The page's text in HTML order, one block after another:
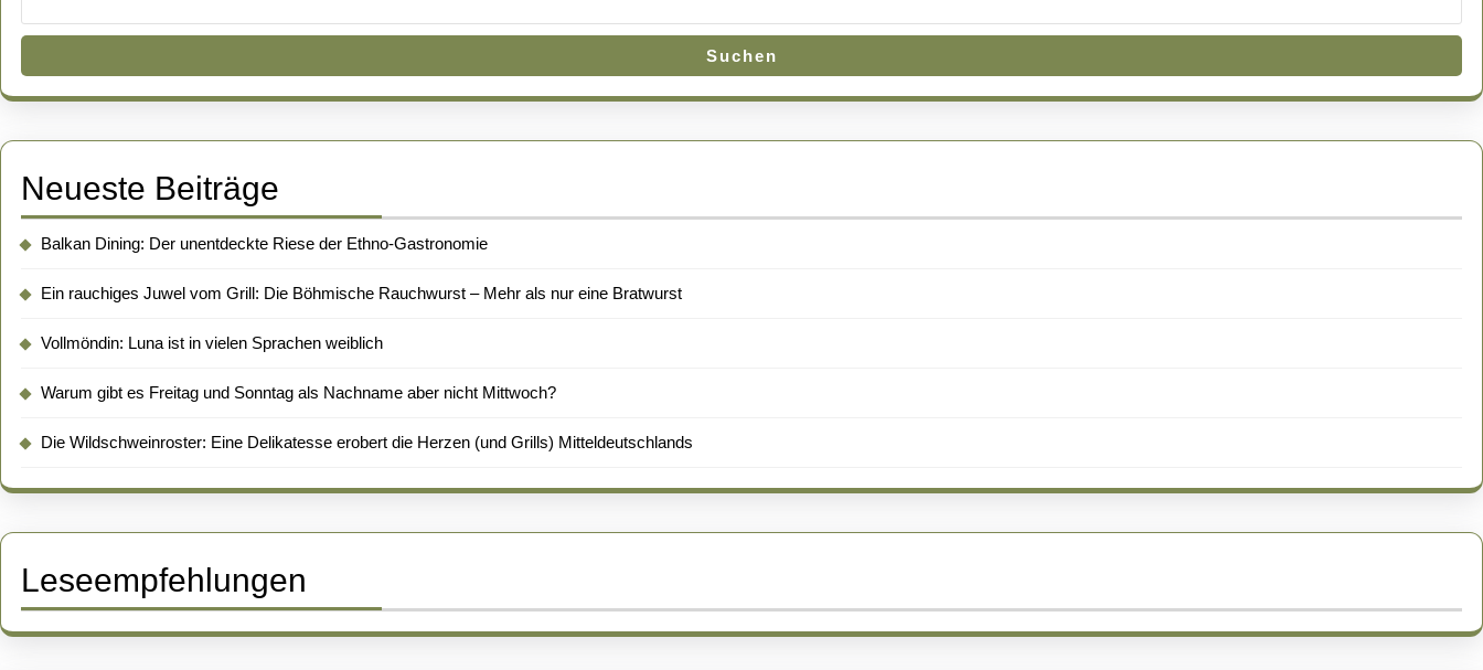
Suchen
Neueste Beiträge
Balkan Dining: Der unentdeckte Riese der Ethno-Gastronomie
Ein rauchiges Juwel vom Grill: Die Böhmische Rauchwurst – Mehr als nur eine Bratwurst
Vollmöndin: Luna ist in vielen Sprachen weiblich
Warum gibt es Freitag und Sonntag als Nachname aber nicht Mittwoch?
Die Wildschweinroster: Eine Delikatesse erobert die Herzen (und Grills) Mitteldeutschlands
Leseempfehlungen